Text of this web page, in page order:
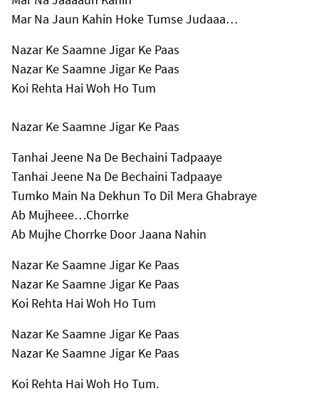
Mar Na Jaun Kahin Hoke Tumse Judaaa…
Nazar Ke Saamne Jigar Ke Paas
Nazar Ke Saamne Jigar Ke Paas
Koi Rehta Hai Woh Ho Tum
Nazar Ke Saamne Jigar Ke Paas
Tanhai Jeene Na De Bechaini Tadpaaye
Tanhai Jeene Na De Bechaini Tadpaaye
Tumko Main Na Dekhun To Dil Mera Ghabraye
Ab Mujheee…Chorrke
Ab Mujhe Chorrke Door Jaana Nahin
Nazar Ke Saamne Jigar Ke Paas
Nazar Ke Saamne Jigar Ke Paas
Koi Rehta Hai Woh Ho Tum
Nazar Ke Saamne Jigar Ke Paas
Nazar Ke Saamne Jigar Ke Paas
Koi Rehta Hai Woh Ho Tum.